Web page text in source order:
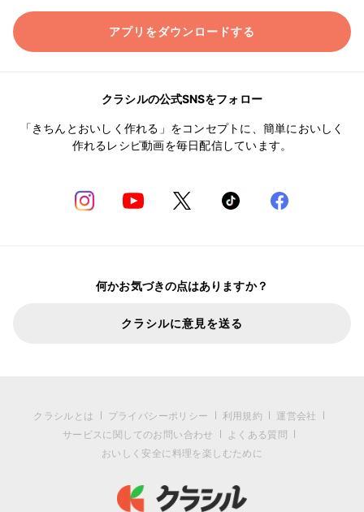
アプリをダウンロードする
クラシルの公式SNSをフォロー
「きちんとおいしく作れる」をコンセプトに、簡単においしく
作れるレシピ動画を毎日配信しています。
何かお気づきの点はありますか？
クラシルに意見を送る
クラシルとは プライバシーポリシー 利用規約
運営会社
サービスに関してのお問い合わせ
よくある質問
おいしく安全に料理を楽しむために